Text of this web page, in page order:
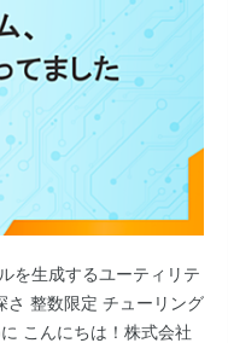
を生成するユーティリテ
さ 整数限定 チューリング
こんにちは！株式会社